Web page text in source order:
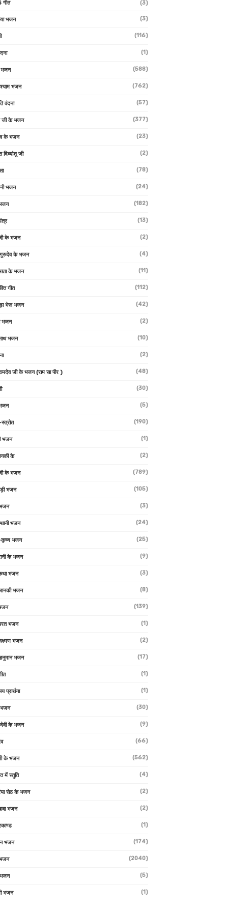
गीत (3)
भजन (3)
(116)
(1)
भजन (588)
भजन (762)
वंदना (57)
जी के भजन (377)
के भजन (23)
दिव्यांशु जी (2)
(78)
भजन (24)
(182)
(13)
के भजन (2)
गुरुदेव के भजन (4)
माता के भजन (11)
गीत (112)
भेरू भजन (42)
भजन (2)
भजन (10)
(2)
रामदेव जी के भजन (राम सा पीर ) (48)
(30)
(5)
(190)
भजन (1)
के (2)
के भजन (789)
भजन (105)
भजन (3)
भजन (24)
कृष्ण भजन (25)
के भजन (9)
भजन (3)
भजन (8)
(139)
भजन (1)
भजन (2)
भजन (17)
(1)
प्रार्थना (1)
भजन (30)
देवी के भजन (9)
(66)
के भजन (562)
में स्तुति (4)
सेठ के भजन (2)
भजन (2)
(1)
भजन (174)
भजन (2040)
भजन (5)
भजन (1)